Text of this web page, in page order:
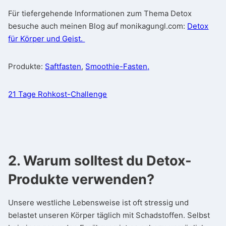
Für tiefergehende Informationen zum Thema Detox
besuche auch meinen Blog auf monikagungl.com: Detox
für Körper und Geist.
Produkte: Saftfasten, Smoothie-Fasten,
21 Tage Rohkost-Challenge
2. Warum solltest du Detox-
Produkte verwenden?
Unsere westliche Lebensweise ist oft stressig und
belastet unseren Körper täglich mit Schadstoffen. Selbst